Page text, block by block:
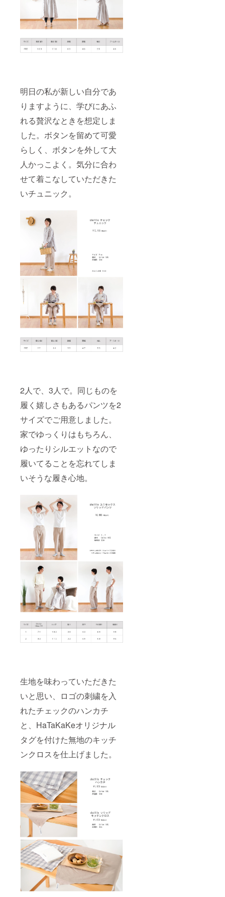
明日の私が新しい自分であ
りますように、学びにあふ
れる贅沢なときを想定しま
した。ボタンを留めて可愛
らしく、ボタンを外して大
人かっこよく。気分に合わ
せて着こなしていただきた
いチュニック。
2人で、3人で。同じものを
履く嬉しさもあるパンツを2
サイズでご用意しました。
家でゆっくりはもちろん、
ゆったりシルエットなので
履いてることを忘れてしま
いそうな履き心地。
生地を味わっていただきた
いと思い、ロゴの刺繍を入
れたチェックのハンカチ
と、HaTaKaKeオリジナル
タグを付けた無地のキッチ
ンクロスを仕上げました。